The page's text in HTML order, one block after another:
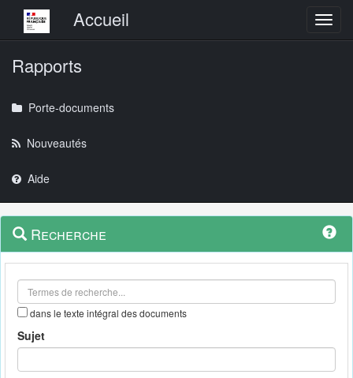
Menu principalAccueil
Rapports
Porte-documents
Nouveautés
Aide
Navigation
outils
Menu
contextuel
Recherche
dans le texte intégral des documents
Sujet